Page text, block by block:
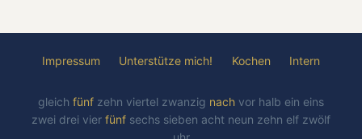
Impressum Unterstütze mich! Kochen Intern
gleich fünf zehn viertel zwanzig nach vor halb ein eins
zwei drei vier fünf sechs sieben acht neun zehn elf zwölf